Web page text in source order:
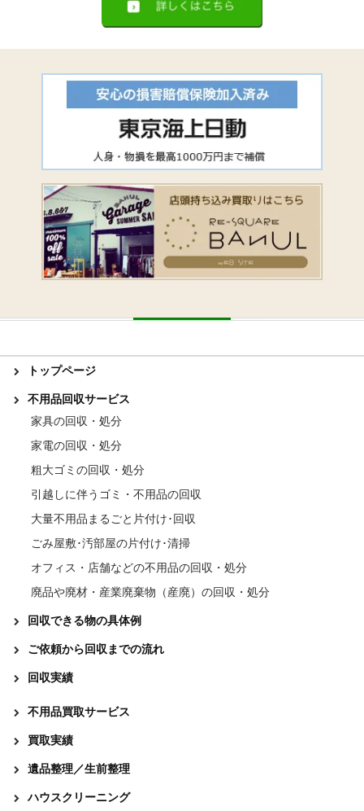
トップページ
不用品回収サービス
家具の回収・処分
家電の回収・処分
粗大ゴミの回収・処分
引越しに伴うゴミ・不用品の回収
大量不用品まるごと片付け･回収
ごみ屋敷･汚部屋の片付け･清掃
オフィス・店舗などの不用品の回収・処分
廃品や廃材・産業廃棄物（産廃）の回収・処分
回収できる物の具体例
ご依頼から回収までの流れ
回収実績
不用品買取サービス
買取実績
遺品整理／生前整理
ハウスクリーニング